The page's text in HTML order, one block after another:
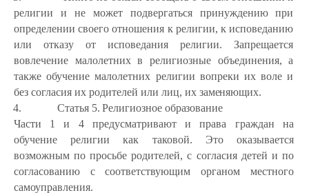
религии и не может подвергаться принуждению при
определении своего отношения к религии, к исповеданию
или отказу от исповедания религии. Запрещается
вовлечение малолетних в религиозные объединения, а
также обучение малолетних религии вопреки их воле и
без согласия их родителей или лиц, их заменяющих.
4.
Статья 5. Религиозное образование
Части 1 и 4 предусматривают и права граждан на
обучение религии как таковой. Это оказывается
возможным по просьбе родителей, с согласия детей и по
согласованию с соответствующим органом местного
самоуправления.